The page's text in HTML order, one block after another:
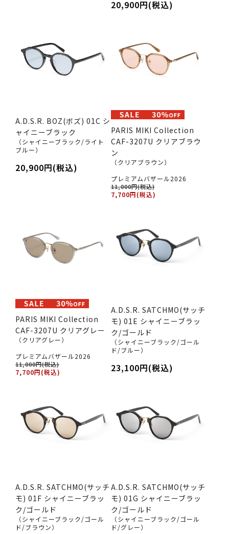
20,900円(税込)
A.D.S.R. BOZ(ボズ) 01C シ
ャイニーブラック
（シャイニーブラック/ライト
ブルー）
20,900円(税込)
PARIS MIKI Collection
CAF-3207U クリアブラウ
ン
（クリアブラウン）
プレミアムバザール2026
11,000円(税込)
7,700円(税込)
PARIS MIKI Collection
CAF-3207U クリアグレー
（クリアグレー）
プレミアムバザール2026
11,000円(税込)
7,700円(税込)
A.D.S.R. SATCHMO(サッチ
モ) 01E シャイニーブラッ
ク/ゴールド
（シャイニーブラック/ゴール
ド/ブルー）
23,100円(税込)
A.D.S.R. SATCHMO(サッチ
モ) 01F シャイニーブラッ
ク/ゴールド
（シャイニーブラック/ゴール
ド/ブラウン）
A.D.S.R. SATCHMO(サッチ
モ) 01G シャイニーブラッ
ク/ゴールド
（シャイニーブラック/ゴール
ド/グレー）